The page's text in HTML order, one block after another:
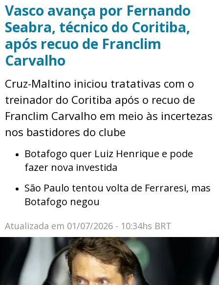
Vasco avança por Fernando
Seabra, técnico do Coritiba,
após recuo de Franclim
Carvalho
Cruz-Maltino iniciou tratativas com o
treinador do Coritiba após o recuo de
Franclim Carvalho em meio às incertezas
nos bastidores do clube
Botafogo quer Luiz Henrique e pode
fazer nova investida
São Paulo tentou volta de Ferraresi, mas
Botafogo negou
Atualizada em 01/07/2026 - 10:34hs BRT